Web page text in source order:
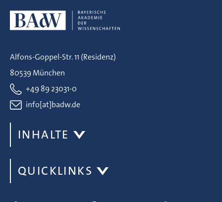
Alfons-Goppel-Str. 11 (Residenz)
80539 München
+49 89 23031-0
info[at]badw.de
INHALTE
QUICKLINKS